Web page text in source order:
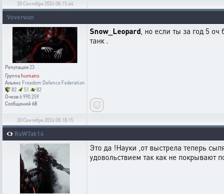
30 Сентября 2024 08:15:44
Voverwan
Репутация23
Группаhumans
Альянс Freedom Defence Federation
82
51
82
Очков6 990 259
Сообщений 68
Snow_Leopard, но если ты за год 5
танк .
30 Сентября 2024 08:18:15
👁️‍🗨️ RuWTak14
Это да !Науки ,от выстрела теперь
удовольствием так как не покрывают